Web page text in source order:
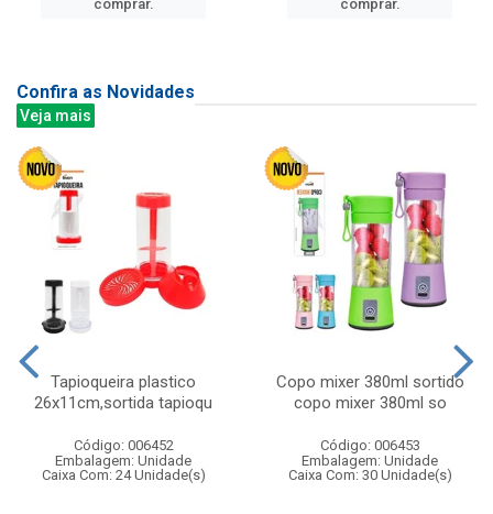
comprar.
comprar.
Confira as Novidades
Veja mais
Tapioqueira plastico
26x11cm,sortida tapioqu
Código: 006452
Embalagem: Unidade
Caixa Com: 24 Unidade(s)
Copo mixer 380ml sortido
copo mixer 380ml so
Código: 006453
Embalagem: Unidade
Caixa Com: 30 Unidade(s)